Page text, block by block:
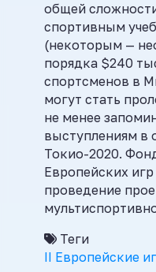
общей
спортивным
(некоторым —
порядка $240
спортсменов в
могут стать
не менее
выступлениям в
Токио-2020.
Европейских
проведение
Теги
II Европейские